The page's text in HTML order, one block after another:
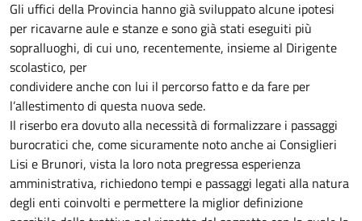
Gli uffici della Provincia hanno già sviluppato alcune ipotesi
per ricavarne aule e stanze e sono già stati eseguiti più
sopralluoghi, di cui uno, recentemente, insieme al Dirigente
scolastico, per
condividere anche con lui il percorso fatto e da fare per
l’allestimento di questa nuova sede.
Il riserbo era dovuto alla necessità di formalizzare i passaggi
burocratici che, come sicuramente noto anche ai Consiglieri
Lisi e Brunori, vista la loro nota pregressa esperienza
amministrativa, richiedono tempi e passaggi legati alla natura
degli enti coinvolti e permettere la miglior definizione